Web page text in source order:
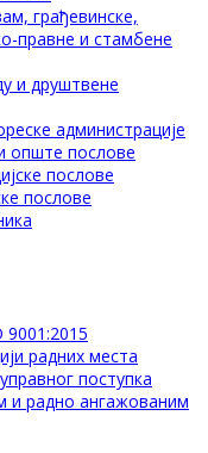
грађевинске,
правне и стамбене
и друштвене
администрације
опште послове
послове
послове
радних места
поступка
и радно ангажованим